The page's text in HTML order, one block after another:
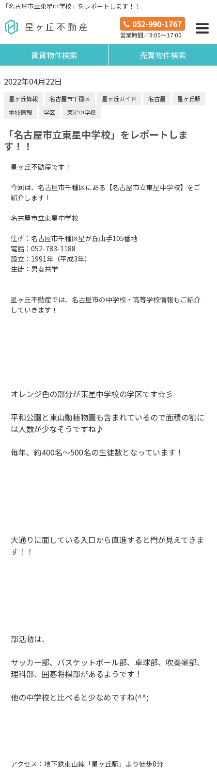
「名古屋市立東星中学校」をレポートします！！
052-990-1767
営業時間／8:00～17:00
賃貸物件検索 売買物件検索
2022年04月22日
星ヶ丘情報 名古屋市千種区 星ヶ丘ガイド 名古屋
星ヶ丘駅
地域情報
学区 東星中学校
「名古屋市立東星中学校」をレポートしま
す！！
星ヶ丘不動産です！
今回は、名古屋市千種区にある【名古屋市立東星中学校】をご
紹介します！
名古屋市立東星中学校
住所：名古屋市千種区星が丘山手105番地
電話：052-783-1188
設立：1991年（平成3年）
生徒：男女共学
星ヶ丘不動産では、名古屋市の中学校・高等学校情報もご紹介
していきます！
オレンジ色の部分が東星中学校の学区です☆彡
平和公園と東山動植物園も含まれているので面積の割に
は人数が少なそうですね♪
毎年、約400名～500名の生徒数となっています！
大通りに面している入口から直進すると門が見えてきま
す！！
部活動は、
サッカー部、バスケットボール部、卓球部、吹奏楽部、
理科部、囲碁将棋部があるようです！
他の中学校と比べると少なめですね(^^;
アクセス：地下鉄東山線「星ヶ丘駅」より徒歩8分